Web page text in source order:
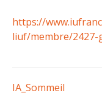
https://
liuf/membre/2427-
IA_Sommeil